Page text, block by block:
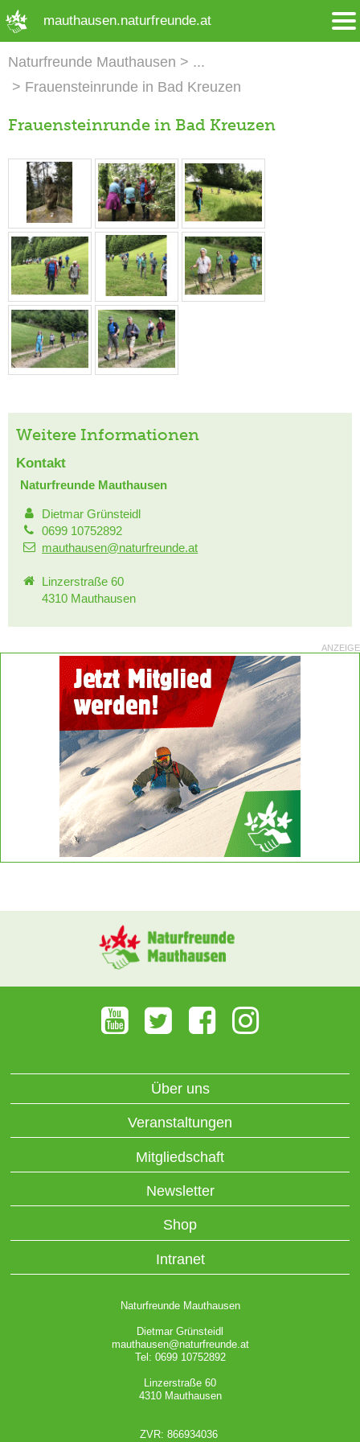
mauthausen.naturfreunde.at
Naturfreunde Mauthausen
Frauensteinrunde in Bad Kreuzen
Frauensteinrunde in Bad Kreuzen
Weitere Informationen
Kontakt
Naturfreunde Mauthausen
Dietmar Grünsteidl
0699 10752892
mauthausen@naturfreunde.at
Linzerstraße 60
4310 Mauthausen
ANZEIGE
Über uns
Veranstaltungen
Mitgliedschaft
Newsletter
Shop
Intranet
Naturfreunde Mauthausen
Dietmar Grünsteidl
mauthausen@naturfreunde.at
Tel: 0699 10752892
Linzerstraße 60
4310 Mauthausen
ZVR: 866934036